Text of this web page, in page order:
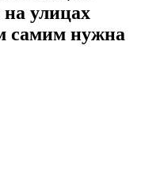
улицах
самим нужна